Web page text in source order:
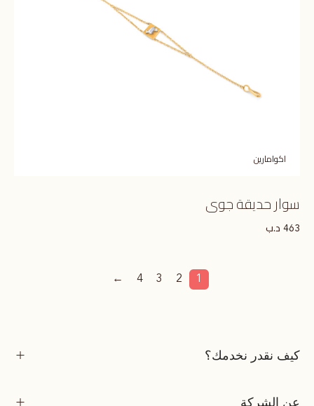
اكوامارين
سوار حديقة جوى
463 د.ب
1
2
3
4
←
كيف نقدر نخدمك؟
عن الشركة